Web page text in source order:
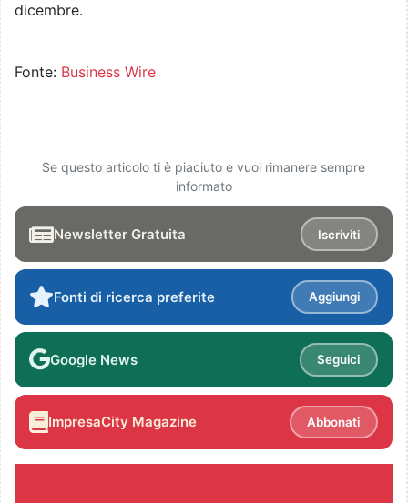
dicembre.
Fonte: Business Wire
Se questo articolo ti è piaciuto e vuoi rimanere sempre
informato
Newsletter Gratuita Iscriviti
Fonti di ricerca preferite Aggiungi
Google News Seguici
ImpresaCity Magazine Abbonati